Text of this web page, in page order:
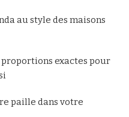
au style des maisons
exactes pour
paille dans votre